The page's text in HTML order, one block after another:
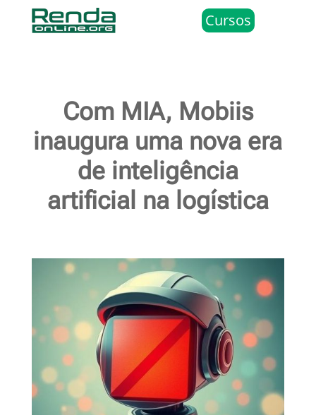
Cursos
Com MIA, Mobiis
inaugura uma nova era
de inteligência
artificial na logística